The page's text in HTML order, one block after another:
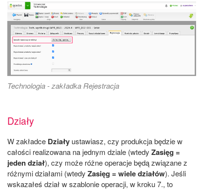
Technologia - zakładka Rejestracja
Działy
W zakładce Działy ustawiasz, czy produkcja będzie w
całości realizowana na jednym dziale (wtedy Zasięg =
jeden dział), czy może różne operacje będą związane z
różnymi działami (wtedy Zasięg = wiele działów). Jeśli
wskazałeś dział w szablonie operacji, w kroku 7., to